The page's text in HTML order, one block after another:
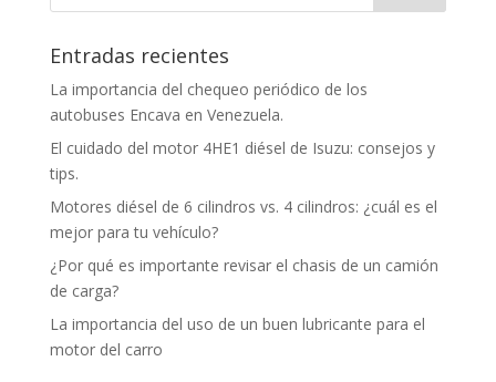
Entradas recientes
La importancia del chequeo periódico de los
autobuses Encava en Venezuela.
El cuidado del motor 4HE1 diésel de Isuzu: consejos y
tips.
Motores diésel de 6 cilindros vs. 4 cilindros: ¿cuál es el
mejor para tu vehículo?
¿Por qué es importante revisar el chasis de un camión
de carga?
La importancia del uso de un buen lubricante para el
motor del carro